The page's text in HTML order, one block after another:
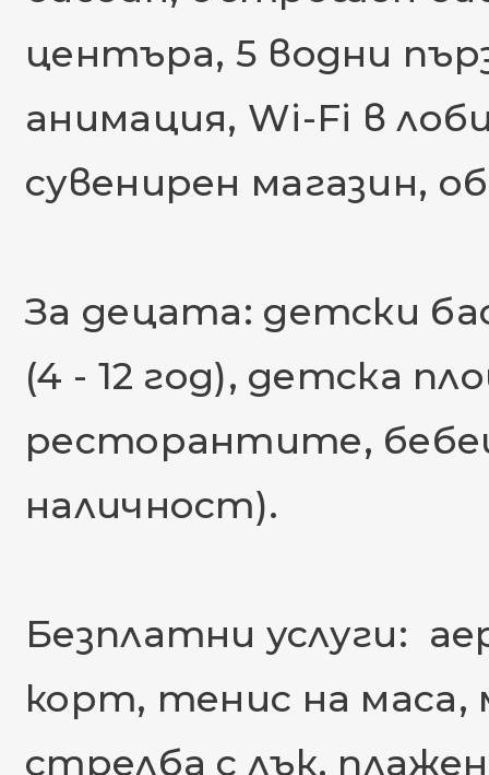
центъра, 5 водни
анимация, Wi-Fi в
сувенирен магазин,
За децата: детски
(4 - 12 год), детска
ресторантите,
наличност).
Безплатни услуги:
корт, тенис на маса,
стрелба с лък,